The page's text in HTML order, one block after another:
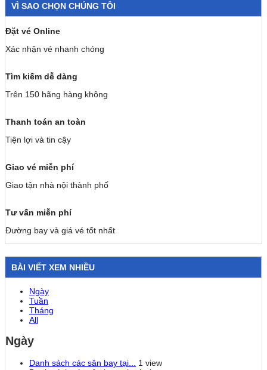
VÌ SAO CHỌN CHÚNG TÔI
Đặt vé Online
Xác nhận vé nhanh chóng
Tìm kiếm dễ dàng
Trên 150 hãng hàng không
Thanh toán an toàn
Tiện lợi và tin cậy
Giao vé miễn phí
Giao tận nhà nội thành phố
Tư vấn miễn phí
Đường bay và giá vé tốt nhất
BÀI VIẾT XEM NHIỀU
Ngày
Tuần
Tháng
All
Ngày
Danh sách các sân bay tại...
1 view